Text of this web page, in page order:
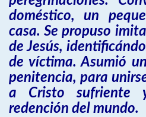
doméstico, un
casa. Se propuso
de Jesús,
de víctima. Asumió
penitencia, para
a Cristo sufriente
redención del mundo.